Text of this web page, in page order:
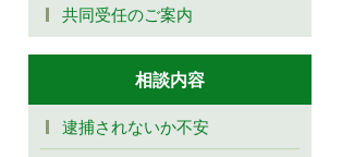
共同受任のご案内
相談内容
逮捕されないか不安